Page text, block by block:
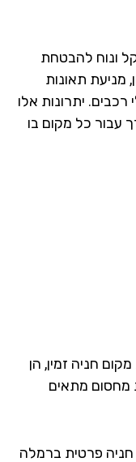
להבטחת
תאונות
יתרונות אלו
כל מקום בו
זמין, הן
מתאים
פרטית ברמלה